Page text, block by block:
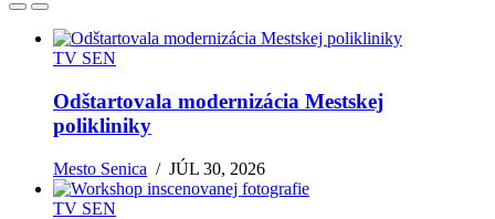
TV SEN
Odštartovala modernizácia Mestskej
polikliniky
Mesto Senica /JÚL 30, 2026
TV SEN